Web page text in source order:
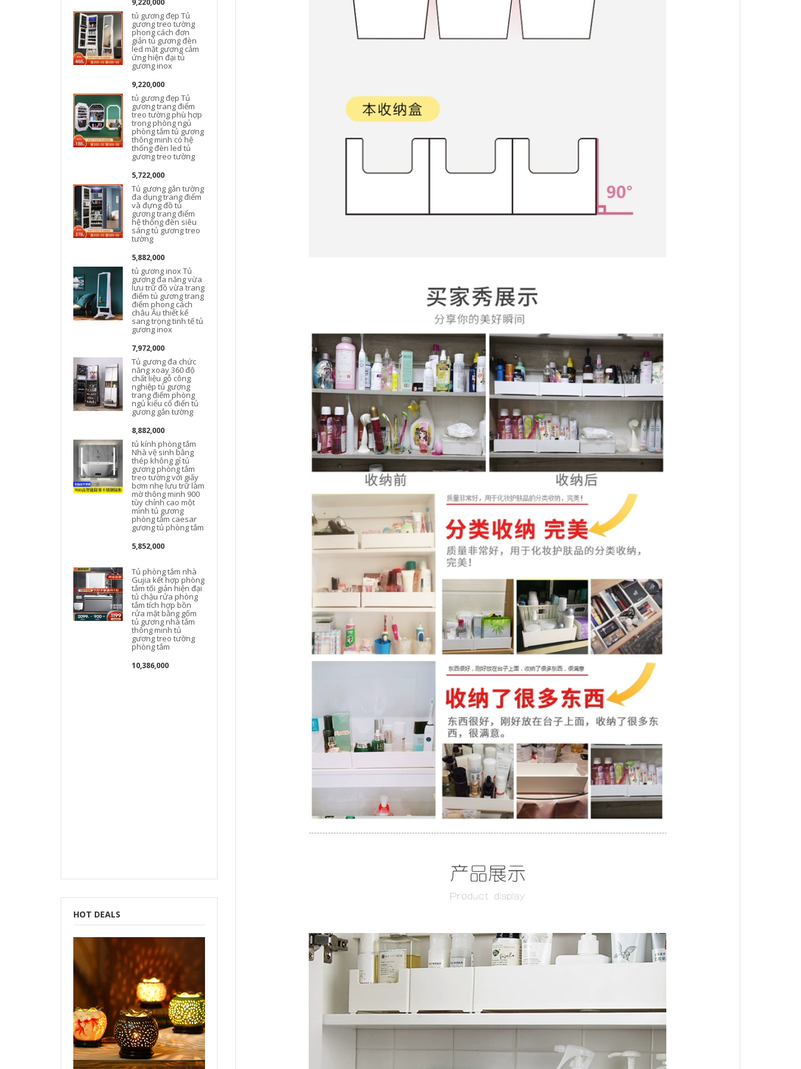
9,220,000
tủ gương đẹp Tủ
gương treo tường
phong cách đơn
giản tủ gương đèn
led mặt gương cảm
ứng hiện đại tủ
gương inox
9,220,000
tủ gương đẹp Tủ
gương trang điểm
treo tường phù hợp
trong phòng ngủ
phòng tắm tủ gương
thông minh có hệ
thống đèn led tủ
gương treo tường
5,722,000
Tủ gương gắn tường
đa dụng trang điểm
và đựng đồ tủ
gương trang điểm
hệ thống đèn siêu
sáng tủ gương treo
tường
5,882,000
tủ gương inox Tủ
gương đa năng vừa
lưu trữ đồ vừa trang
điểm tủ gương trang
điểm phong cách
châu Âu thiết kế
sang trọng tinh tế tủ
gương inox
7,972,000
Tủ gương đa chức
năng xoay 360 độ
chất liệu gỗ công
nghiệp tủ gương
trang điểm phòng
ngủ kiểu cổ điển tủ
gương gắn tường
8,882,000
tủ kính phòng tắm
Nhà vệ sinh bằng
thép không gỉ tủ
gương phòng tắm
treo tường với giấy
bơm nhẹ lưu trữ làm
mờ thông minh 900
tùy chỉnh cao một
mình tủ gương
phòng tắm caesar
gương tủ phòng tắm
5,852,000
Tủ phòng tắm nhà
Gujia kết hợp phòng
tắm tối giản hiện đại
tủ chậu rửa phòng
tắm tích hợp bồn
rửa mặt bằng gốm
tủ gương nhà tắm
thông minh tủ
gương treo tường
phòng tắm
10,386,000
kính laminate hộp
sáng tủ gương nhà
tắm tủ gương phòng
tắm nhập khẩu
tủ gương nhà tắm
thông minh Không
gian nhôm thông
phòng tắm kết hợp
gốm tích hợp chậu
phòng tắm chậu rửa
vệ sinh chậu rửa
phòng tắm tủ gương
Tủ gương thông
minh Xijian tủ
phòng tắm kết hợp
tủ phòng tắm tối
hợp tủ chậu rửa mặt
tủ gương nhà tắm
Tủ gương phòng
tắm thông minh
bằng gỗ chắc chắn,
tủ gương nhà vệ
sinh riêng biệt
gương phòng tắm
tủ gương nhà tắm
Space nhôm gương
tường có kệ đựng
đựng đồ mẫu tủ
gương phòng tắm tủ
gương phòng tắm
tủ phòng tắm chậu
rửa chậu rửa kết
hợp tủ gương tủ
phòng tắm tủ gương
đèn led
không gian chậu
rửa chén bằng gốm
sứ chậu rửa tủ
gương thông minh
mẫu tủ gương
5,841,000
kết hợp phong cách
Không gian nhôm tủ
gương phòng tắm
thông minh vệ sinh
khử sương có đèn
lưu trữ gương lưu
trữ giá treo tường
hộp gương tủ
gương lavabo
phòng tắm tủ gương
nhà vệ sinh
5,625,000
Tủ gương phòng
tắm thông minh
sang trọng nhẹ
nhàng Phòng tắm
treo tường có đèn
hộp gương riêng
biệt có kệ tủ treo
gương nhà vệ sinh
mẫu tủ gương
phòng tắm tủ gương
treo phòng tắm
4,585,000
tủ gương nhà tắm
Tủ gương phòng
tắm thông minh treo
tường riêng biệt có
đèn làm mờ gương
trang điểm phòng
tắm bằng gỗ nguyên
khối có kệ đựng đồ
gương tủ phòng tắm
tủ kính phòng tắm
2,806,000
tủ gương nhà tắm
Tủ phòng tắm
Wrigley ánh sáng
hiện đại sang trọng
phòng tắm đơn giản
bồn rửa bằng gỗ
rắn tích hợp chậu
rửa gương tủ kết
hợp phòng tắm tủ
kính phòng tắm tủ
gương phòng tắm
caesar
4,222,000
gương tủ nhà tắm
Tủ gương phòng
tắm treo tường có
kệ Gương phòng
tắm bằng sợi carbon
lưu trữ danh sách
lưu trữ tủ gương
lavabo phòng tắm
HOT DEALS